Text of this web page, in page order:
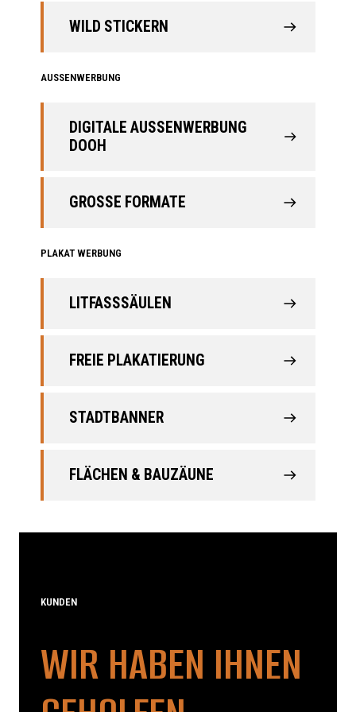
WILD STICKERN
AUSSENWERBUNG
DIGITALE AUSSENWERBUNG D
OOH
GROSSE FORMATE
PLAKAT WERBUNG
LITFASSSÄULEN
FREIE PLAKATIERUNG
STADTBANNER
FLÄCHEN & BAUZÄUNE
KUNDEN
WIR HABEN IHNEN